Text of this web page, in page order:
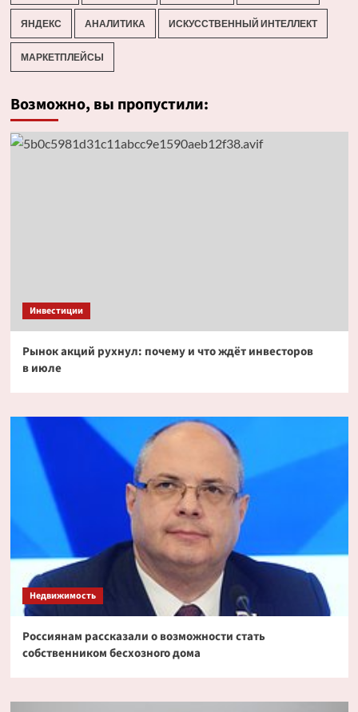
ЯНДЕКС АНАЛИТИКА ИСКУССТВЕННЫЙ ИНТЕЛЛЕКТ
МАРКЕТПЛЕЙСЫ
Возможно, вы пропустили:
Инвестиции
Рынок акций рухнул: почему и что ждёт инвесторов
в июле
Недвижимость
Россиянам рассказали о возможности стать
собственником бесхозного дома